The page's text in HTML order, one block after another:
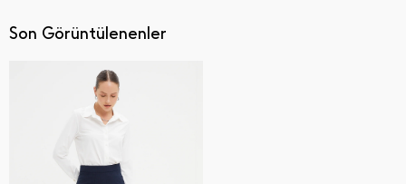
Son Görüntülenenler